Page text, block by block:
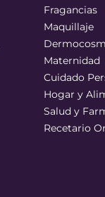
Fragancias
Maquillaje
Maternidad
Cuidado
Hogar y
Salud y
Recetario